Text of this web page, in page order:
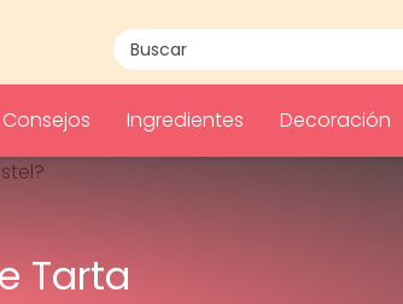
Consejos Ingredientes Decoración
Tarta